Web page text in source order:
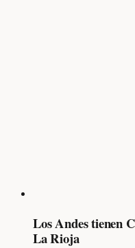
Los Andes tienen
La Rioja